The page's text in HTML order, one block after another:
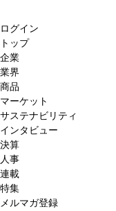
ログイン
トップ
企業
業界
商品
マーケット
サステナビリティ
インタビュー
決算
人事
連載
特集
メルマガ登録